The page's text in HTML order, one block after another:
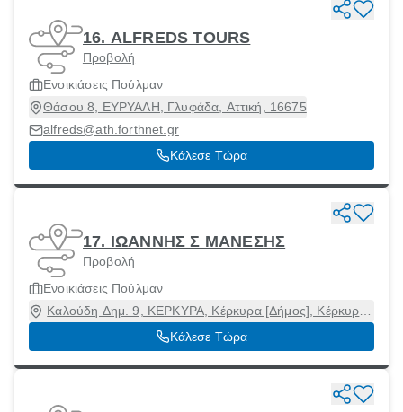
16. ALFREDS TOURS
Προβολή
Ενοικιάσεις Πούλμαν
Θάσου 8, ΕΥΡΥΑΛΗ, Γλυφάδα, Αττική, 16675
alfreds@ath.forthnet.gr
Κάλεσε Τώρα
17. ΙΩΑΝΝΗΣ Σ ΜΑΝΕΣΗΣ
Προβολή
Ενοικιάσεις Πούλμαν
Καλούδη Δημ. 9, ΚΕΡΚΥΡΑ, Κέρκυρα [Δήμος], Κέρκυρα,
49100
Κάλεσε Τώρα